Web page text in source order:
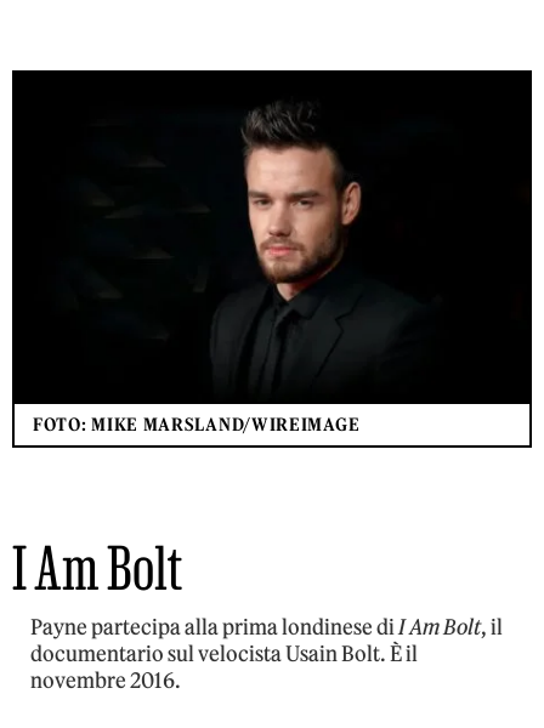
FOTO: MIKE MARSLAND/WIREIMAGE
I Am Bolt
Payne partecipa alla prima londinese diI Am Bolt, il
documentario sul velocista Usain Bolt. È il
novembre 2016.